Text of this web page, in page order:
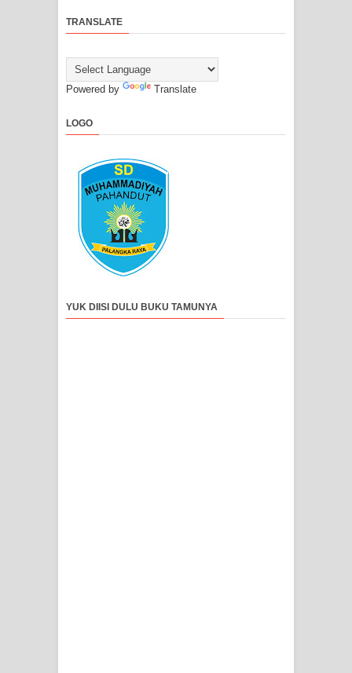
TRANSLATE
Powered by Translate
LOGO
YUK DIISI DULU BUKU TAMUNYA